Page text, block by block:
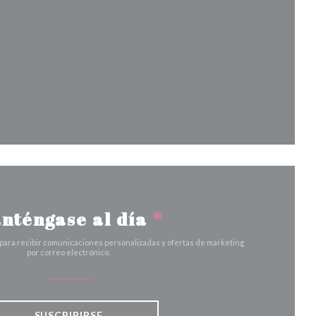
ventana))
nueva ventana))
al día *
recibir comunicaciones personalizadas y ofertas de marketing
por correo electrónico.